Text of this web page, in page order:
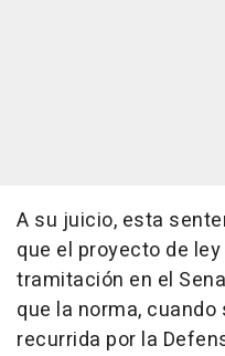
A su juicio, esta
que el proyecto de
tramitación en el
que la norma,
recurrida por la